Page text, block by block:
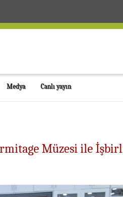
Medya Canlı yayın
Müzesi ile